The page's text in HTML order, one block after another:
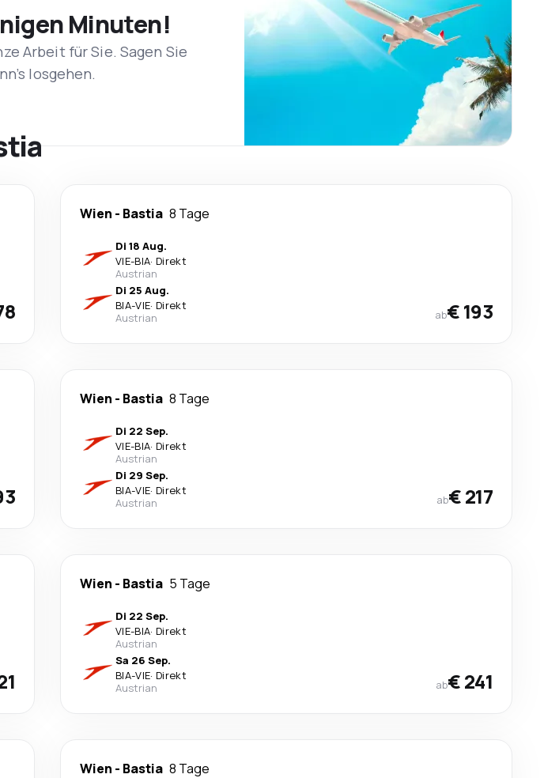
Minuten!
Arbeit für Sie. Sagen Sie
losgehen.
Wien - Bastia 8 Tage
Di 18 Aug.
VIE-BIA· Direkt
Austrian
Di 25 Aug.
BIA-VIE· Direkt
Austrian
ab€ 193
Wien - Bastia 8 Tage
Di 22 Sep.
VIE-BIA· Direkt
Austrian
Di 29 Sep.
BIA-VIE· Direkt
Austrian
ab€ 217
Wien - Bastia 5 Tage
Di 22 Sep.
VIE-BIA· Direkt
Austrian
Sa 26 Sep.
BIA-VIE· Direkt
Austrian
ab€ 241
Wien - Bastia 8 Tage